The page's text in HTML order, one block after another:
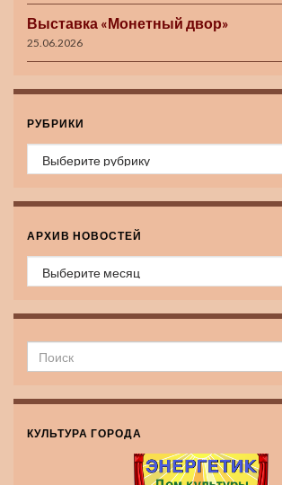
Выставка «Монетный двор»
25.06.2026
РУБРИКИ
Рубрики
АРХИВ НОВОСТЕЙ
Архив новостей
КУЛЬТУРА ГОРОДА